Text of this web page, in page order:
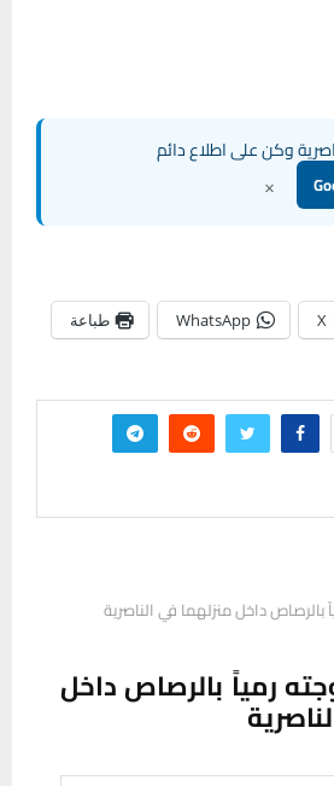
وكن على اطلاع دائم
×
X
WhatsApp طباعة
بالرصاص داخل منزلهما في الناصرية
رمياً بالرصاص داخل